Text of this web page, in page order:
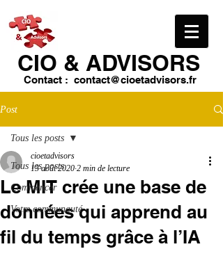
CIO & ​ADVISORS
Contact : contact@cioetadvisors.fr
Post
Tous les posts
Commencer
Votre communauté
Tous les posts
Le MIT crée une base de
données qui apprend au
fil du temps grâce à l’IA
cioetadvisors
13 août 2020 2 min de lecture